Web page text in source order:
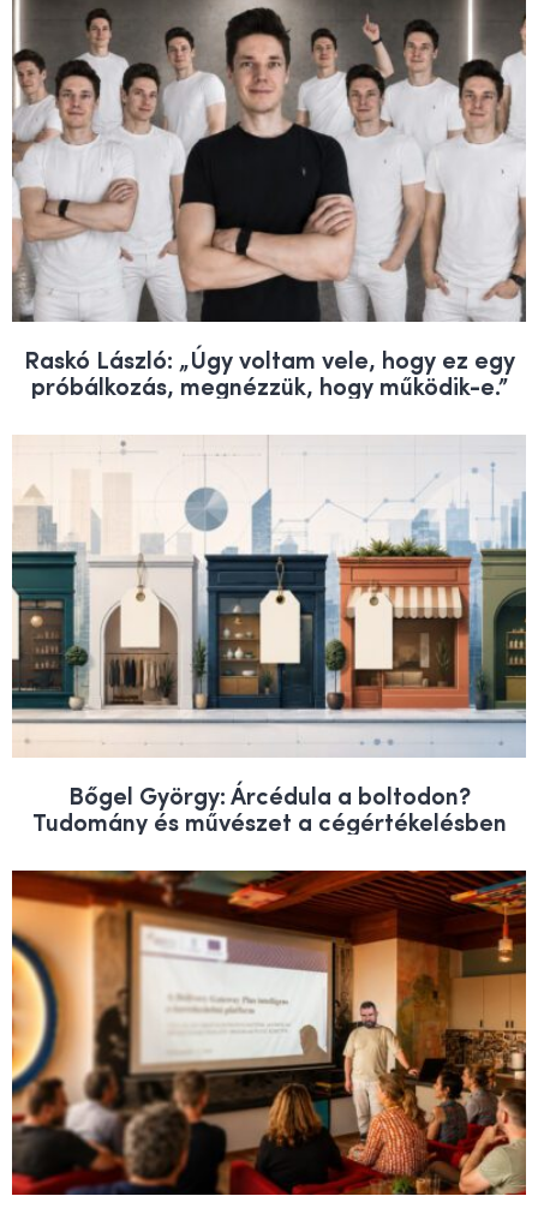
Raskó László: „Úgy voltam vele, hogy ez egy
próbálkozás, megnézzük, hogy működik-e.”
Bőgel György: Árcédula a boltodon?
Tudomány és művészet a cégértékelésben